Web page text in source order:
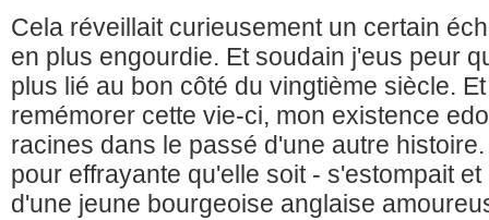
Cela réveillait curieusement un certain
en plus engourdie. Et soudain j'eus peur
plus lié au bon côté du vingtième siècle.
remémorer cette vie-ci, mon existence
racines dans le passé d'une autre
pour effrayante qu'elle soit - s'estompait
d'une jeune bourgeoise anglaise